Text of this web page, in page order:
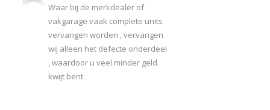
Waar bij de merkdealer of
vakgarage vaak complete units
vervangen worden , vervangen
wij alleen het defecte onderdeel
, waardoor u veel minder geld
kwijt bent.